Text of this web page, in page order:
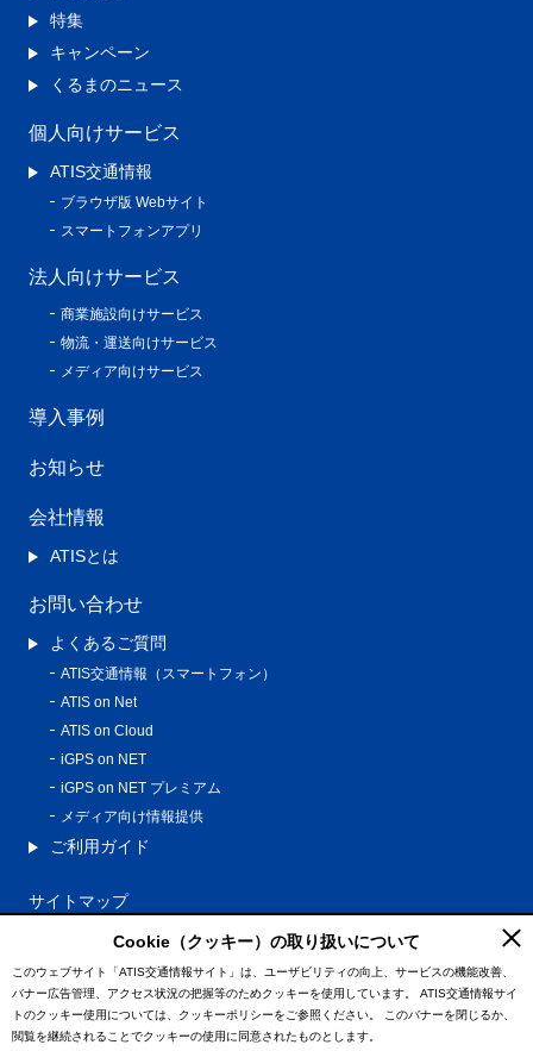
特集
キャンペーン
くるまのニュース
個人向けサービス
ATIS交通情報
ブラウザ版 Webサイト
スマートフォンアプリ
法人向けサービス
商業施設向けサービス
物流・運送向けサービス
メディア向けサービス
導入事例
お知らせ
会社情報
ATISとは
お問い合わせ
よくあるご質問
ATIS交通情報（スマートフォン）
ATIS on Net
ATIS on Cloud
iGPS on NET
iGPS on NET プレミアム
メディア向け情報提供
ご利用ガイド
サイトマップ
プライバシーポリシー
利用規約
特定商取引法に基づく表記
情報の外部通信について
Cookie（クッキー）の取り扱いについて
このウェブサイト「ATIS交通情報サイト」は、ユーザビリティの向上、サービスの機能改善、
バナー広告管理、アクセス状況の把握等のためクッキーを使用しています。
ATIS交通情報サイ
トのクッキー使用については、クッキーポリシーをご参照ください。
このバナーを閉じるか、
閲覧を継続されることでクッキーの使用に同意されたものとします。